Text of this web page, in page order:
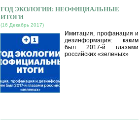
ГОД ЭКОЛОГИИ: НЕОФИЦИАЛЬНЫЕ
ИТОГИ
(16 Декабрь 2017)
Имитация, профанация и
дезинформация: каким
был 2017-й глазами
российских «зеленых»